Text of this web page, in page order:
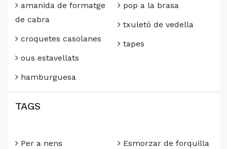
amanida de formatge
de cabra
croquetes casolanes
ous estavellats
hamburguesa
pop a la brasa
txuletó de vedella
tapes
TAGS
Per a nens
Esmorzar de forquilla